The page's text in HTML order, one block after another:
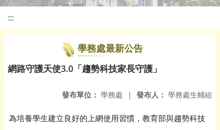
:::
學務處最新公告
網路守護天使3.0「趨勢科技家長守護」
發布人： 學務處生輔組
發布單位： 學務處 |
為培養學生建立良好的上網使用習慣，教育部與趨勢科技